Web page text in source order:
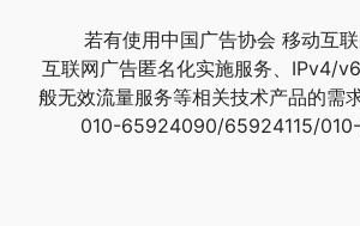
若有使用中国广告协会 移动互联
互联网广告匿名化实施服务、IPv4/
般无效流量服务等相关技术产品的需
010-65924090/65924115/